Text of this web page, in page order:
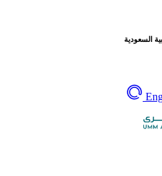
السعودية